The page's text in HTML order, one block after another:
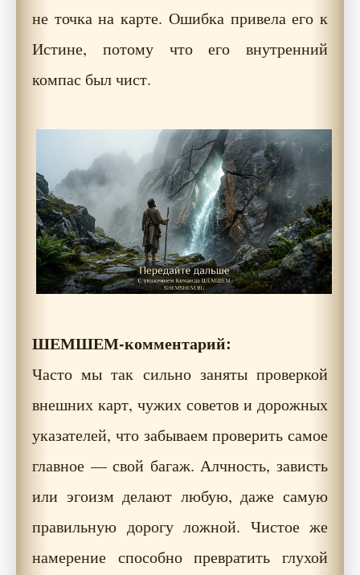
не точка на карте. Ошибка привела его к
Истине, потому что его внутренний
компас был чист.
ШЕМШЕМ-комментарий:
Часто мы так сильно заняты проверкой
внешних карт, чужих советов и дорожных
указателей, что забываем проверить самое
главное — свой багаж. Алчность, зависть
или эгоизм делают любую, даже самую
правильную дорогу ложной. Чистое же
намерение способно превратить глухой